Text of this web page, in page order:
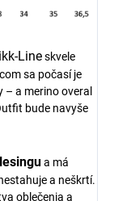
Lineskvele
sa počasí je
a merino overal
bude navyše
a má
a neškrtí.
oblečenia a